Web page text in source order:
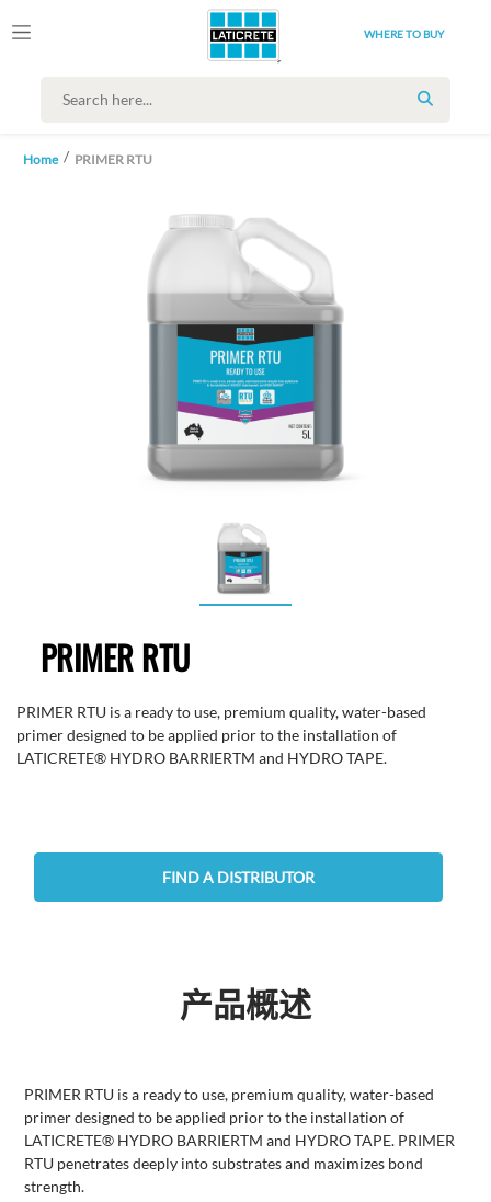
WHERE TO BUY
SEARCH
Home PRIMER RTU
PRIMER RTU
PRIMER RTU is a ready to use, premium quality, water-based
primer designed to be applied prior to the installation of
LATICRETE® HYDRO BARRIERTM and HYDRO TAPE.
FIND A DISTRIBUTOR
产品概述
PRIMER RTU is a ready to use, premium quality, water-based
primer designed to be applied prior to the installation of
LATICRETE® HYDRO BARRIERTM and HYDRO TAPE. PRIMER
RTU penetrates deeply into substrates and maximizes bond
strength.